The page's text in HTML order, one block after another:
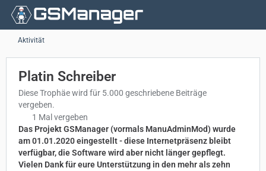
Aktivität
Platin Schreiber
Diese Trophäe wird für 5.000 geschriebene Beiträge
vergeben.
1 Mal vergeben
Das Projekt GSManager (vormals ManuAdminMod) wurde
am 01.01.2020 eingestellt - diese Internetpräsenz bleibt
verfügbar, die Software wird aber nicht länger gepflegt.
Vielen Dank für eure Unterstützung in den mehr als zehn